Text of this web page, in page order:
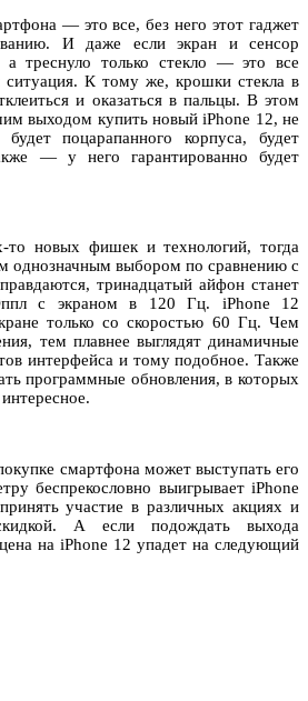
— это все, без него этот гаджет
И даже если экран и сенсор
а треснуло только стекло — это все
ситуация. К тому же, крошки стекла в
и оказаться в пальцы. В этом
выходом купить новый iPhone 12, не
поцарапанного корпуса, будет
— у него гарантированно будет
то новых фишек и технологий, тогда
однозначным выбором по сравнению с
тринадцатый айфон станет
с экраном в 120 Гц. iPhone 12
только со скоростью 60 Гц. Чем
тем плавнее выглядят динамичные
интерфейса и тому подобное. Также
программные обновления, в которых
смартфона может выступать его
беспрекословно выигрывает iPhone
участие в различных акциях и
А если подождать выхода
на iPhone 12 упадет на следующий